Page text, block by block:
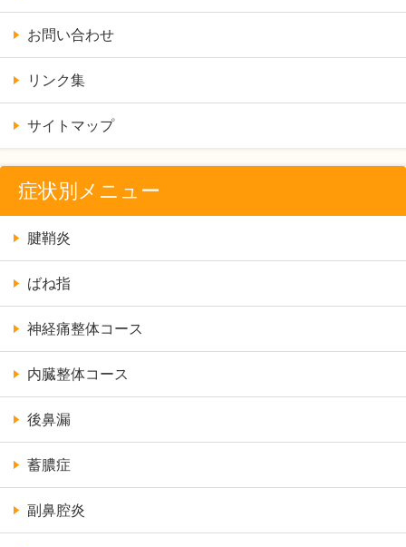
お問い合わせ
リンク集
サイトマップ
症状別メニュー
腱鞘炎
ばね指
神経痛整体コース
内臓整体コース
後鼻漏
蓄膿症
副鼻腔炎